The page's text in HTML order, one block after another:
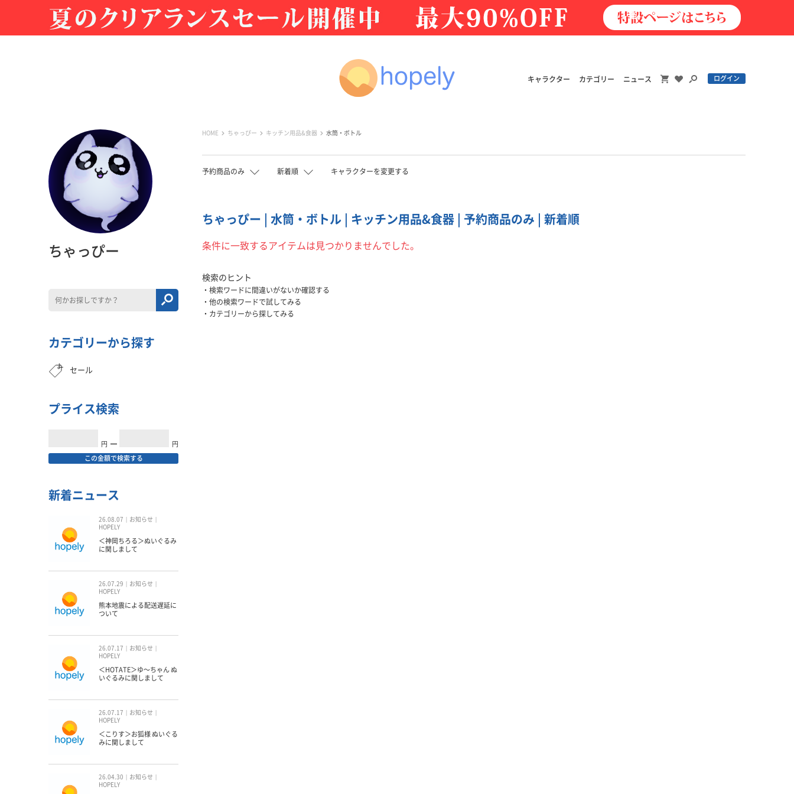
キャラクター カテゴリー ニュース ログイン
HOME ちゃっぴー キッチン用品&食器 水筒・ボトル
予約商品のみ 新着順 キャラクターを変更する
ちゃっぴー | 水筒・ボトル | キッチン用品&食器 | 予約商品のみ | 新着順
条件に一致するアイテムは見つかりませんでした。
検索のヒント
検索ワードに間違いがないか確認する
他の検索ワードで試してみる
カテゴリーから探してみる
ちゃっぴー
カテゴリーから探す
セール
プライス検索
円 ━ 円
この金額で検索する
新着ニュース
26.08.07
お知らせ
HOPELY
＜神岡ちろる＞ぬいぐるみ
に関しまして
26.07.29
お知らせ
HOPELY
熊本地震による配送遅延に
ついて
26.07.17
お知らせ
HOPELY
＜HOTATE＞ゆ〜ちゃん ぬ
いぐるみに関しまして
26.07.17
お知らせ
HOPELY
＜こりす＞お狐様 ぬいぐる
みに関しまして
26.04.30
お知らせ
HOPELY